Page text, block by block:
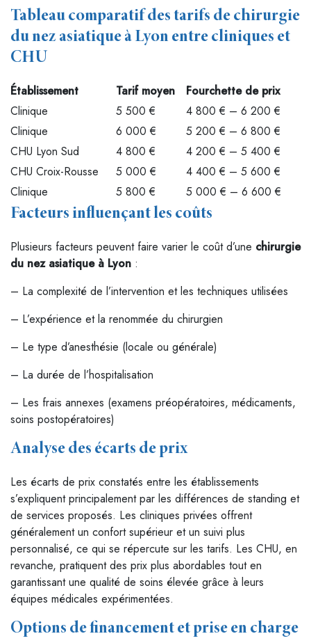
Tableau comparatif des tarifs de chirurgie
du nez asiatique à Lyon entre cliniques et
CHU
Établissement Tarif moyen
Fourchette de prix
Clinique
5 500 €
4 800 € – 6 200 €
Clinique
6 000 €
5 200 € – 6 800 €
CHU Lyon Sud
4 800 €
4 200 € – 5 400 €
CHU Croix-Rousse
5 000 €
4 400 € – 5 600 €
Clinique
5 800 € 5 000 € – 6 600 €
Facteurs influençant les coûts
Plusieurs facteurs peuvent faire varier le coût d’une chirurgie
du nez asiatique à Lyon :
– La complexité de l’intervention et les techniques utilisées
– L’expérience et la renommée du chirurgien
– Le type d’anesthésie (locale ou générale)
– La durée de l’hospitalisation
– Les frais annexes (examens préopératoires, médicaments,
soins postopératoires)
Analyse des écarts de prix
Les écarts de prix constatés entre les établissements
s’expliquent principalement par les différences de standing et
de services proposés. Les cliniques privées offrent
généralement un confort supérieur et un suivi plus
personnalisé, ce qui se répercute sur les tarifs. Les CHU, en
revanche, pratiquent des prix plus abordables tout en
garantissant une qualité de soins élevée grâce à leurs
équipes médicales expérimentées.
Options de financement et prise en charge